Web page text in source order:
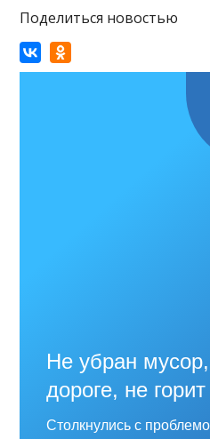
Поделиться новостью
Не убран
дороге, не
Столкнулись с